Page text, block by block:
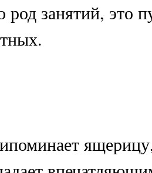
род занятий, это